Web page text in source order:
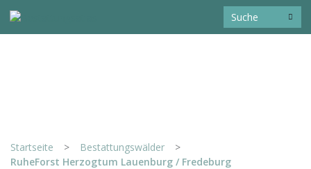
Startseite > Bestattungswälder
>
RuheForst Herzogtum Lauenburg / Fredeburg